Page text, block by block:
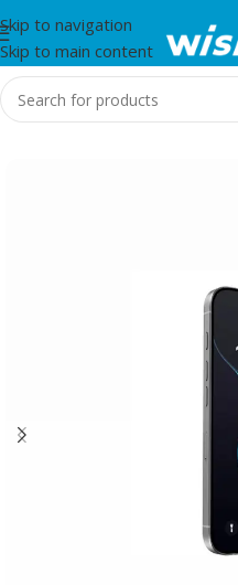
Skip to navigation
Skip to main content
Home/Swissten